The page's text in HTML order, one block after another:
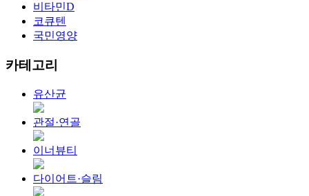
비타민D
코큐텐
국민영양
카테고리
유산균
관절·연골
이너뷰티
다이어트·슬림